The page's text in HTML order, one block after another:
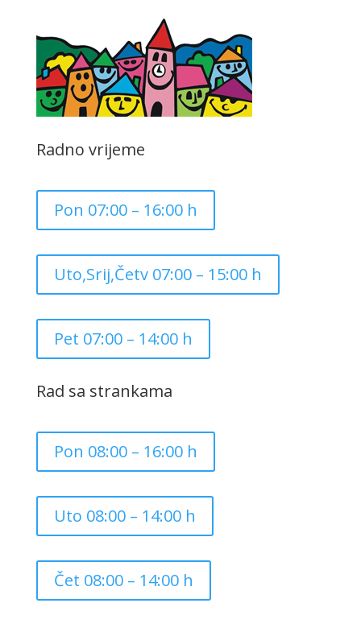
Radno vrijeme
Pon 07:00 – 16:00 h
Uto,Srij,Četv 07:00 – 15:00 h
Pet 07:00 – 14:00 h
Rad sa strankama
Pon 08:00 – 16:00 h
Uto 08:00 – 14:00 h
Čet 08:00 – 14:00 h